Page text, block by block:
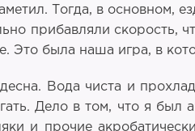
Тогда, в основном,
прибавляли
Это была наша игра, в
Вода чиста и
Дело в том, что я был
и прочие